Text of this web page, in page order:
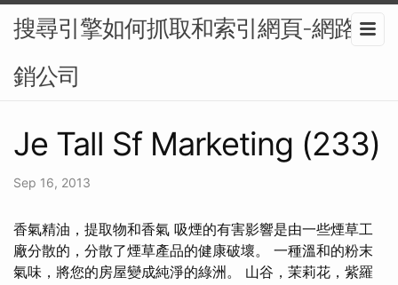
搜尋引擎如何抓取和索引網頁-網路行
銷公司
Je Tall Sf Marketing (233)
Sep 16, 2013
香氣精油，提取物和香氣 吸煙的有害影響是由一些煙草工
廠分散的，分散了煙草產品的健康破壞。 一種溫和的粉末
氣味，將您的房屋變成純淨的綠洲。 山谷，茉莉花，紫羅